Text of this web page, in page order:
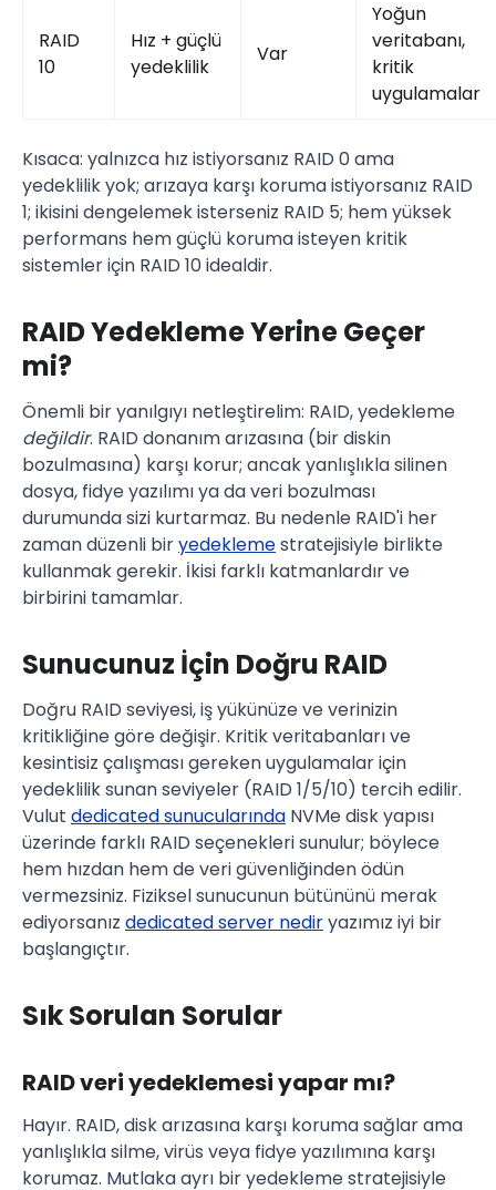
RAID
10
Hız + güçlü
yedeklilik
Var
Yoğun
veritabanı,
kritik
uygulamalar
Kısaca: yalnızca hız istiyorsanız RAID 0 ama
yedeklilik yok; arızaya karşı koruma istiyorsanız RAID
1; ikisini dengelemek isterseniz RAID 5; hem yüksek
performans hem güçlü koruma isteyen kritik
sistemler için RAID 10 idealdir.
RAID Yedekleme Yerine Geçer
mi?
Önemli bir yanılgıyı netleştirelim: RAID, yedekleme
değildir. RAID donanım arızasına (bir diskin
bozulmasına) karşı korur; ancak yanlışlıkla silinen
dosya, fidye yazılımı ya da veri bozulması
durumunda sizi kurtarmaz. Bu nedenle RAID'i her
zaman düzenli biryedeklemestratejisiyle birlikte
kullanmak gerekir. İkisi farklı katmanlardır ve
birbirini tamamlar.
Sunucunuz İçin Doğru RAID
Doğru RAID seviyesi, iş yükünüze ve verinizin
kritikliğine göre değişir. Kritik veritabanları ve
kesintisiz çalışması gereken uygulamalar için
yedeklilik sunan seviyeler (RAID 1/5/10) tercih edilir.
Vulut dedicated sunucularında NVMe disk yapısı
üzerinde farklı RAID seçenekleri sunulur; böylece
hem hızdan hem de veri güvenliğinden ödün
vermezsiniz. Fiziksel sunucunun bütününü merak
ediyorsanız dedicated server nediryazımız iyi bir
başlangıçtır.
Sık Sorulan Sorular
RAID veri yedeklemesi yapar mı?
Hayır. RAID, disk arızasına karşı koruma sağlar ama
yanlışlıkla silme, virüs veya fidye yazılımına karşı
korumaz. Mutlaka ayrı bir yedekleme stratejisiyle